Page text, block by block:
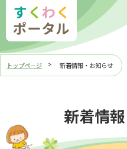
新着情報・お知らせ
トップページ 新着情報・お知らせ
新着情